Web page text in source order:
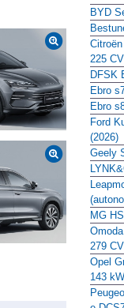
BYD
225
DFSK
Ebro
Ebro
Ford
(2026)
Geely
MG
279
Opel
143